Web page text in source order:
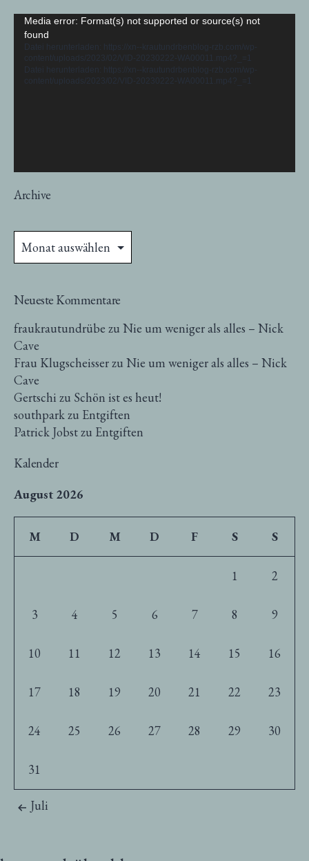
Video-
Player
Media error: Format(s) not supported or source(s) not
found
Datei herunterladen: https://xn--krautundrbenblog-rzb.com/wp-
content/uploads/2023/02/VID-20230222-WA00011.mp4?_=1
Datei herunterladen: https://xn--krautundrbenblog-rzb.com/wp-
content/uploads/2023/02/VID-20230222-WA00011.mp4?_=1
Archive
Neueste Kommentare
fraukrautundrübe zu Nie um weniger als alles – Nick
Cave
Frau Klugscheisserzu Nie um weniger als alles – Nick
Cave
Gertschi zu Schön ist es heut!
southparkzu Entgiften
Patrick Jobstzu Entgiften
Kalender
August 2026
M D M D F S S
1 2
3 4 5 6 7 8 9
10 11 12 13 14 15 16
17 18 19 20 21 22 23
24 25 26 27 28 29 30
31
Juli